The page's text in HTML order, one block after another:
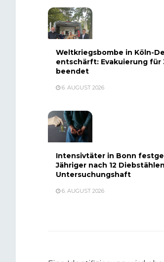
Weltkriegsbombe in Köln-
entschärft: Evakuierung für
beendet
6. AUGUST 2026
Intensivtäter in Bonn
Jähriger nach 12
Untersuchungshaft
6. AUGUST 2026